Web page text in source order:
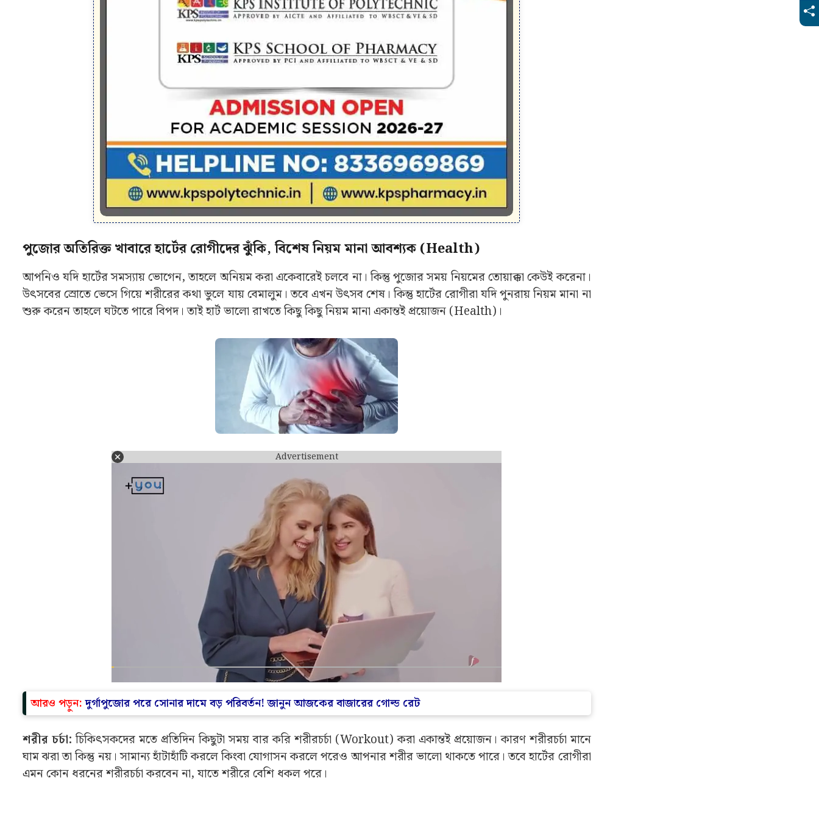
পুজোর অতিরিক্ত খাবারে হার্টের রোগীদের ঝুঁকি, বিশেষ নিয়ম মানা আবশ্যক (Health)
আপনিও যদি হার্টের সমস্যায় ভোগেন, তাহলে অনিয়ম করা একেবারেই চলবে না। কিন্তু পুজোর সময় নিয়মের তোয়াক্কা কেউই করেনা।
উৎসবের স্রোতে ভেসে গিয়ে শরীরের কথা ভুলে যায় বেমালুম। তবে এখন উৎসব শেষ। কিন্তু হার্টের রোগীরা যদি পুনরায় নিয়ম মানা না
শুরু করেন তাহলে ঘটতে পারে বিপদ। তাই হার্ট ভালো রাখতে কিছু কিছু নিয়ম মানা একান্তই প্রয়োজন (Health)।
Advertisement
আরও পড়ুন:দুর্গাপুজোর পরে সোনার দামে বড় পরিবর্তন! জানুন আজকের বাজারের গোল্ড রেট
শরীর চর্চা: চিকিৎসকদের মতে প্রতিদিন কিছুটা সময় বার করি শরীরচর্চা (Workout) করা একান্তই প্রয়োজন। কারণ শরীরচর্চা মানে
ঘাম ঝরা তা কিন্তু নয়। সামান্য হাঁটাহাঁটি করলে কিংবা যোগাসন করলে পরেও আপনার শরীর ভালো থাকতে পারে। তবে হার্টের রোগীরা
এমন কোন ধরনের শরীরচর্চা করবেন না, যাতে শরীরে বেশি ধকল পরে।